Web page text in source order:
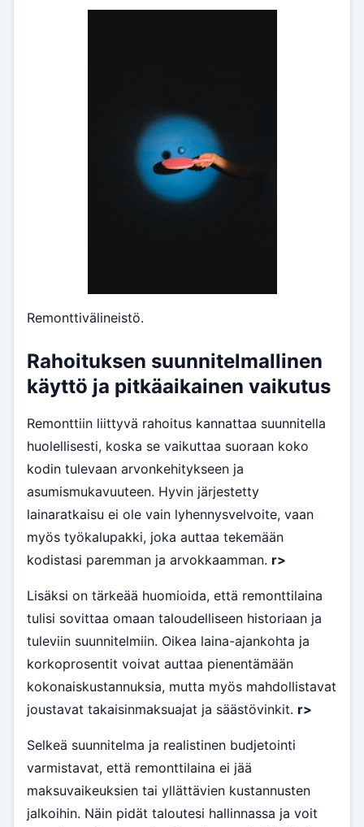
Remonttivälineistö.
Rahoituksen suunnitelmallinen
käyttö ja pitkäaikainen vaikutus
Remonttiin liittyvä rahoitus kannattaa suunnitella
huolellisesti, koska se vaikuttaa suoraan koko
kodin tulevaan arvonkehitykseen ja
asumismukavuuteen. Hyvin järjestetty
lainaratkaisu ei ole vain lyhennysvelvoite, vaan
myös työkalupakki, joka auttaa tekemään
kodistasi paremman ja arvokkaamman. r>
Lisäksi on tärkeää huomioida, että remonttilaina
tulisi sovittaa omaan taloudelliseen historiaan ja
tuleviin suunnitelmiin. Oikea laina-ajankohta ja
korkoprosentit voivat auttaa pienentämään
kokonaiskustannuksia, mutta myös mahdollistavat
joustavat takaisinmaksuajat ja säästövinkit. r>
Selkeä suunnitelma ja realistinen budjetointi
varmistavat, että remonttilaina ei jää
maksuvaikeuksien tai yllättävien kustannusten
jalkoihin. Näin pidät taloutesi hallinnassa ja voit